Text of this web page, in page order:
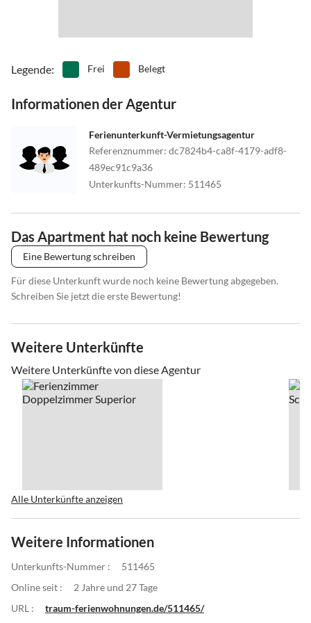
Legende: Frei Belegt
Informationen der Agentur
Ferienunterkunft-Vermietungsagentur
Referenznummer: dc7824b4-ca8f-4179-adf8-
489ec91c9a36
Unterkunfts-Nummer: 511465
Das Apartment hat noch keine Bewertung
Eine Bewertung schreiben
Für diese Unterkunft wurde noch keine Bewertung abgegeben.
Schreiben Sie jetzt die erste Bewertung!
Weitere Unterkünfte
Weitere Unterkünfte von diese Agentur
Alle Unterkünfte anzeigen
Weitere Informationen
Unterkunfts-Nummer :
511465
Online seit :
2 Jahre und 27 Tage
URL :
traum-ferienwohnungen.de/511465/